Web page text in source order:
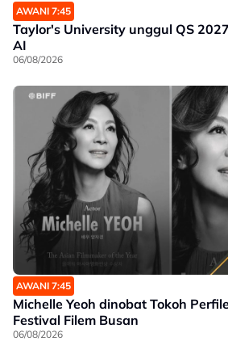
AWANI 7:45
Taylor's University unggul QS
AI
06/08/2026
AWANI 7:45
Michelle Yeoh dinobat Tokoh
Festival Filem Busan
06/08/2026